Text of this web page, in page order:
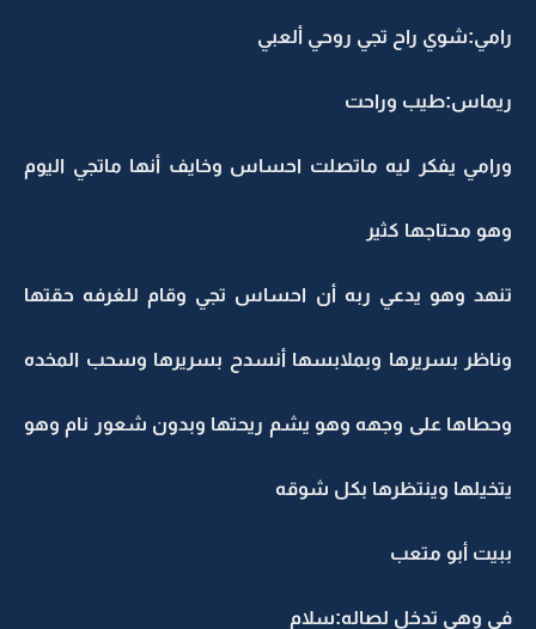
رامي:شوي راح تجي روحي ألعبي
ريماس:طيب وراحت
ورامي يفكر ليه ماتصلت احساس وخايف أنها ماتجي اليوم
وهو محتاجها كثير
تنهد وهو يدعي ربه أن احساس تجي وقام للغرفه حقتها
وناظر بسريرها وبملابسها أنسدح بسريرها وسحب المخده
وحطاها على وجهه وهو يشم ريحتها وبدون شعور نام وهو
يتخيلها وينتظرها بكل شوقه
ببيت أبو متعب
في وهي تدخل لصاله:سلام